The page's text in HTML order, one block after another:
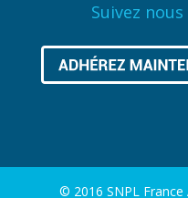
Suivez nous
© 2016 SNPL